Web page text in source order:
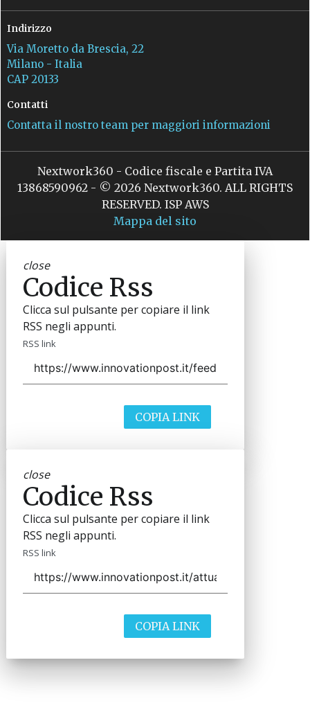
Indirizzo
Via Moretto da Brescia, 22
Milano - Italia
CAP 20133
Contatti
Contatta il nostro team per maggiori informazioni
Nextwork360 - Codice fiscale e Partita IVA
13868590962 - © 2026 Nextwork360. ALL RIGHTS
RESERVED. ISP AWS
Mappa del sito
close
Codice Rss
Clicca sul pulsante per copiare il link
RSS negli appunti.
RSS link
COPIA LINK
close
Codice Rss
Clicca sul pulsante per copiare il link
RSS negli appunti.
RSS link
COPIA LINK